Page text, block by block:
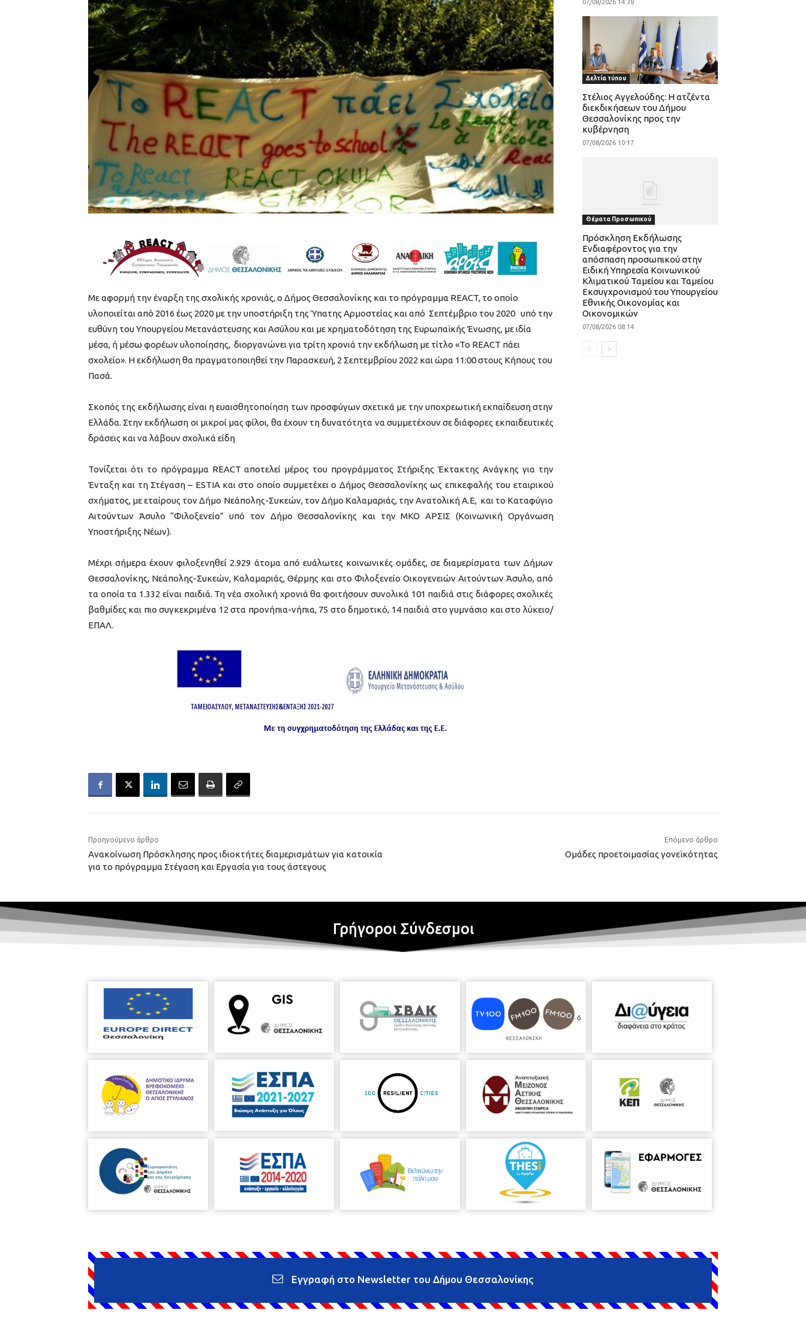
Με αφορμή την έναρξη της σχολικής χρονιάς, ο Δήμος Θεσσαλονίκης και το πρόγραμμα REACT, το οποίο
υλοποιείται από 2016 έως 2020 με την υποστήριξη της Ύπατης Αρμοστείας και από Σεπτέμβριο του 2020 υπό την
ευθύνη του Υπουργείου Μετανάστευσης και Ασύλου και με χρηματοδότηση της Ευρωπαϊκής Ένωσης, με ιδία
μέσα, ή μέσω φορέων υλοποίησης, διοργανώνει για τρίτη χρονιά την εκδήλωση με τίτλο «Το REACT πάει
σχολείο». Η εκδήλωση θα πραγματοποιηθεί την Παρασκευή, 2 Σεπτεμβρίου 2022 και ώρα 11:00 στους Κήπους του
Πασά.
Σκοπός της εκδήλωσης είναι η ευαισθητοποίηση των προσφύγων σχετικά με την υποχρεωτική εκπαίδευση στην
Ελλάδα. Στην εκδήλωση οι μικροί μας φίλοι, θα έχουν τη δυνατότητα να συμμετέχουν σε διάφορες εκπαιδευτικές
δράσεις και να λάβουν σχολικά είδη
Τονίζεται ότι το πρόγραμμα REACT αποτελεί μέρος του προγράμματος Στήριξης Έκτακτης Ανάγκης για την
Ένταξη και τη Στέγαση – ESTIA και στο οποίο συμμετέχει ο Δήμος Θεσσαλονίκης ως επικεφαλής του εταιρικού
σχήματος, με εταίρους τον Δήμο Νεάπολης-Συκεών, τον Δήμο Καλαμαριάς, την Ανατολική Α.Ε, και το Καταφύγιο
Αιτούντων Άσυλο “Φιλοξενείο” υπό τον Δήμο Θεσσαλονίκης και την ΜΚΟ ΑΡΣΙΣ (Κοινωνική Οργάνωση
Υποστήριξης Νέων).
Μέχρι σήμερα έχουν φιλοξενηθεί 2.929 άτομα από ευάλωτες κοινωνικές ομάδες, σε διαμερίσματα των Δήμων
Θεσσαλονίκης, Νεάπολης-Συκεών, Καλαμαριάς, Θέρμης και στο Φιλοξενείο Οικογενειών Αιτούντων Άσυλο, από
τα οποία τα 1.332 είναι παιδιά. Τη νέα σχολική χρονιά θα φοιτήσουν συνολικά 101 παιδιά στις διάφορες σχολικές
βαθμίδες και πιο συγκεκριμένα 12 στα προνήπια-νήπια, 75 στο δημοτικό, 14 παιδιά στο γυμνάσιο και στο λύκειο/
ΕΠΑΛ.
07/08/2026 14:38
Δελτία τύπου
Στέλιος Αγγελούδης: Η ατζέντα
διεκδικήσεων του Δήμου
Θεσσαλονίκης προς την
κυβέρνηση
07/08/2026 10:17
Θέματα Προσωπικού
Πρόσκληση Εκδήλωσης
Ενδιαφέροντος για την
απόσπαση προσωπικού στην
Ειδική Υπηρεσία Κοινωνικού
Κλιματικού Ταμείου και Ταμείου
Εκσυγχρονισμού του Υπουργείου
Εθνικής Οικονομίας και
Οικονομικών
07/08/2026 08:14
Προηγούμενο άρθρο
Ανακοίνωση Πρόσκλησης προς ιδιοκτήτες διαμερισμάτων για κατοικία
για το πρόγραμμα Στέγαση και Εργασία για τους άστεγους
Επόμενο άρθρο
Ομάδες προετοιμασίας γονεϊκότητας
Γρήγοροι Σύνδεσμοι
Εγγραφή στο Newsletter του Δήμου Θεσσαλονίκης